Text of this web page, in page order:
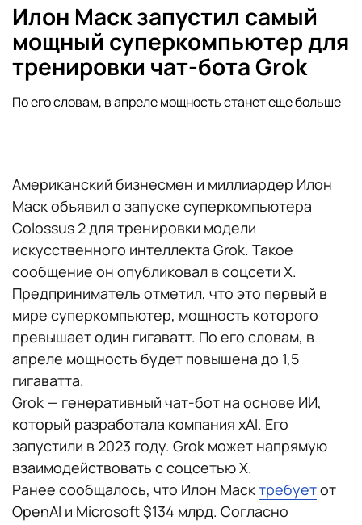
Илон Маск запустил самый
мощный суперкомпьютер для
тренировки чат-бота Grok
По его словам, в апреле мощность станет еще больше
Американский бизнесмен и миллиардер Илон
Маск объявил о запуске суперкомпьютера
Colossus 2 для тренировки модели
искусственного интеллекта Grok. Такое
сообщение он опубликовал в соцсети Х.
Предприниматель отметил, что это первый в
мире суперкомпьютер, мощность которого
превышает один гигаватт. По его словам, в
апреле мощность будет повышена до 1,5
гигаватта.
Grok — генеративный чат-бот на основе ИИ,
который разработала компания xAI. Его
запустили в 2023 году. Grok может напрямую
взаимодействовать с соцсетью Х.
Ранее сообщалось, что Илон Масктребуетот
OpenAI и Microsoft $134 млрд. Согласно